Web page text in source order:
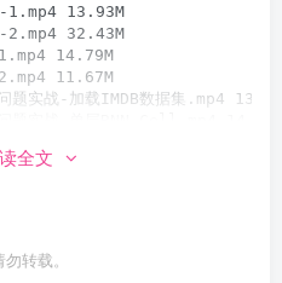
-1.mp4 13.93M
-2.mp4 32.43M
14.79M
11.67M
题实战-加载IMDB数据集.mp4
题实战-多层RNN Cel.mp4 14.11M
14.06M
理.mp4 45.04M
种.mp4 13.86M
全文
转载。